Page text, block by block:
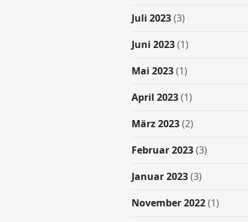
Juli 2023(3)
Juni 2023(1)
Mai 2023(1)
April 2023(1)
März 2023(2)
Februar 2023(3)
Januar 2023(3)
November 2022(1)